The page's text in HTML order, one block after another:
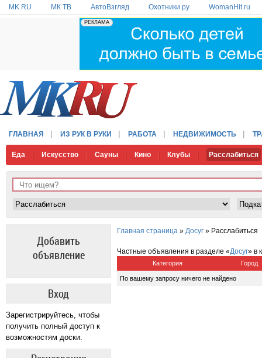
MK.RU МК ТВ АвтоВзгляд Охотники.ру WomanHit.ru
ГЛАВНАЯ ИЗ РУК В РУКИ РАБОТА НЕДВИЖИМОСТЬ
Еда Искусство Сауны Кино Клубы Расслабиться
Добавить
объявление
Вход
Зарегистрируйтесь, чтобы
получить полный доступ к
возможностям доски.
Главная страница » Досуг » Расслабиться
Частные объявления в разделе «Досуг» в
Категория Город
По вашему запросу ничего не найдено